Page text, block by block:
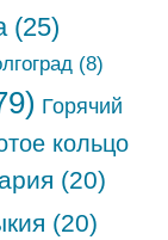
(25)
(8)
Горячий
кольцо
(20)
(20)